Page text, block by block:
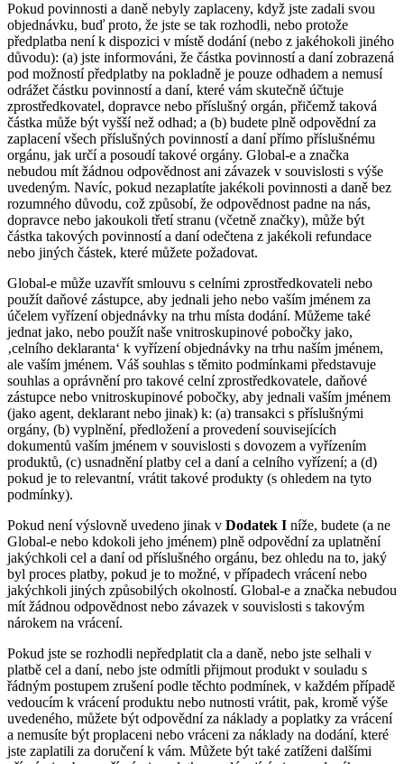
Pokud povinnosti a daně nebyly zaplaceny, když jste zadali svou
objednávku, buď proto, že jste se tak rozhodli, nebo protože
předplatba není k dispozici v místě dodání (nebo z jakéhokoli jiného
důvodu): (a) jste informováni, že částka povinností a daní zobrazená
pod možností předplatby na pokladně je pouze odhadem a nemusí
odrážet částku povinností a daní, které vám skutečně účtuje
zprostředkovatel, dopravce nebo příslušný orgán, přičemž taková
částka může být vyšší než odhad; a (b) budete plně odpovědní za
zaplacení všech příslušných povinností a daní přímo příslušnému
orgánu, jak určí a posoudí takové orgány. Global-e a značka
nebudou mít žádnou odpovědnost ani závazek v souvislosti s výše
uvedeným. Navíc, pokud nezaplatíte jakékoli povinnosti a daně bez
rozumného důvodu, což způsobí, že odpovědnost padne na nás,
dopravce nebo jakoukoli třetí stranu (včetně značky), může být
částka takových povinností a daní odečtena z jakékoli refundace
nebo jiných částek, které můžete požadovat.
Global-e může uzavřít smlouvu s celními zprostředkovateli nebo
použít daňové zástupce, aby jednali jeho nebo vaším jménem za
účelem vyřízení objednávky na trhu místa dodání. Můžeme také
jednat jako, nebo použít naše vnitroskupinové pobočky jako,
‚celního deklaranta‘ k vyřízení objednávky na trhu naším jménem,
ale vaším jménem. Váš souhlas s těmito podmínkami představuje
souhlas a oprávnění pro takové celní zprostředkovatele, daňové
zástupce nebo vnitroskupinové pobočky, aby jednali vaším jménem
(jako agent, deklarant nebo jinak) k: (a) transakci s příslušnými
orgány, (b) vyplnění, předložení a provedení souvisejících
dokumentů vaším jménem v souvislosti s dovozem a vyřízením
produktů, (c) usnadnění platby cel a daní a celního vyřízení; a (d)
pokud je to relevantní, vrátit takové produkty (s ohledem na tyto
podmínky).
Pokud není výslovně uvedeno jinak v Dodatek I níže, budete (a ne
Global-e nebo kdokoli jeho jménem) plně odpovědní za uplatnění
jakýchkoli cel a daní od příslušného orgánu, bez ohledu na to, jaký
byl proces platby, pokud je to možné, v případech vrácení nebo
jakýchkoli jiných způsobilých okolností. Global-e a značka nebudou
mít žádnou odpovědnost nebo závazek v souvislosti s takovým
nárokem na vrácení.
Pokud jste se rozhodli nepředplatit cla a daně, nebo jste selhali v
platbě cel a daní, nebo jste odmítli přijmout produkt v souladu s
řádným postupem zrušení podle těchto podmínek, v každém případě
vedoucím k vrácení produktu nebo nutnosti vrátit, pak, kromě výše
uvedeného, můžete být odpovědní za náklady a poplatky za vrácení
a nemusíte být proplaceni nebo vráceni za náklady na dodání, které
jste zaplatili za doručení k vám. Můžete být také zatíženi dalšími